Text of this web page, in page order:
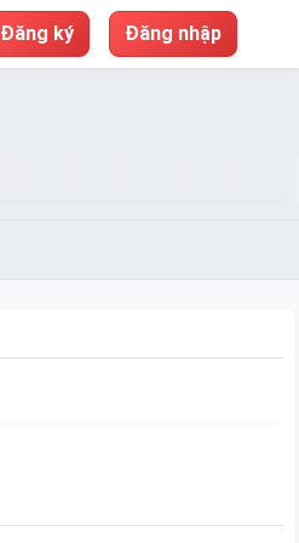
Đăng ký Đăng nhập